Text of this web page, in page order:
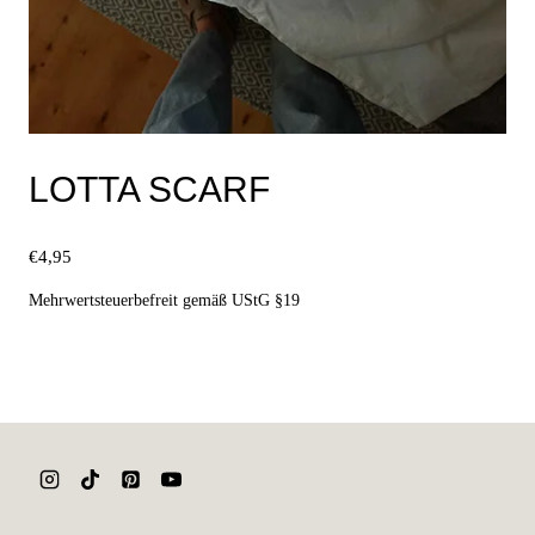
LOTTA SCARF
€4,95
Mehrwertsteuerbefreit gemäß UStG §19
weist
mehrere